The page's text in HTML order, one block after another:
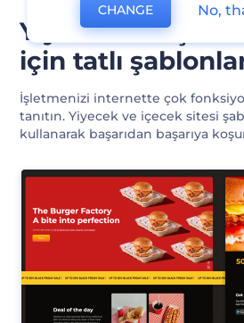
Yiyecek ve
için tatlı
İşletmenizi internette çok
tanıtın. Yiyecek ve içecek sitesi
kullanarak başarıdan başarıya
CHANGE No,